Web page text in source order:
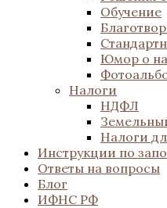
Обучение
Юмор о
Налоги
НДФЛ
Налоги
Инструкции по
Ответы на вопросы
Блог
ИФНС РФ